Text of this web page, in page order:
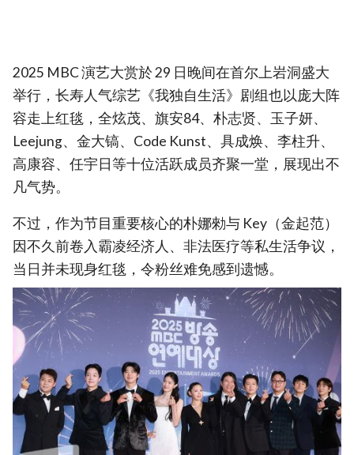
2025 MBC 演艺大赏於 29 日晚间在首尔上岩洞盛大
举行，长寿人气综艺《我独自生活》剧组也以庞大阵
容走上红毯，全炫茂、旗安84、朴志贤、玉子妍、
Leejung、金大镐、Code Kunst、具成焕、李柱升、
高康容、任宇日等十位活跃成员齐聚一堂，展现出不
凡气势。
不过，作为节目重要核心的朴娜勑与 Key（金起范）
因不久前卷入霸凌经济人、非法医疗等私生活争议，
当日并未现身红毯，令粉丝难免感到遗憾。